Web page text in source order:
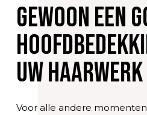
Gewoon een
uw haarwerk
Voor alle andere